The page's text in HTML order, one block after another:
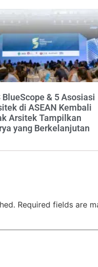
BlueScope & 5 Asosiasi
di ASEAN Kembali
Arsitek Tampilkan
yang Berkelanjutan
Required fields are